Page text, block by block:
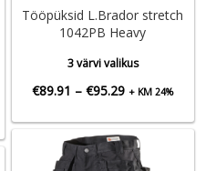
Tööpüksid L.Brador stretch
1042PB Heavy
3 värvi valikus
€89.91 – €95.29Hinnavahemik:
kuni
+ KM 24%